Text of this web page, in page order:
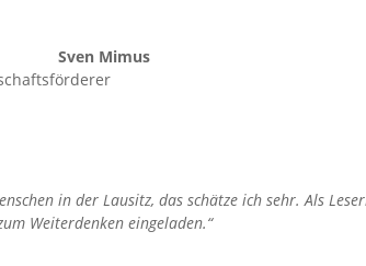
Sven Mimus
in der Lausitz, das schätze ich sehr. Als
Weiterdenken eingeladen.“